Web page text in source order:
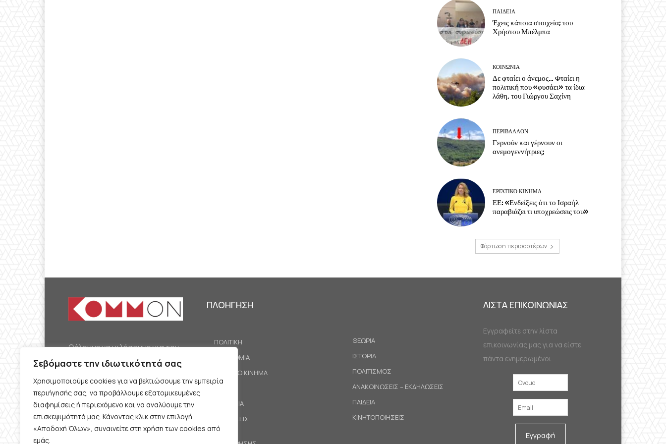
Σεβόμαστε την ιδιωτικότητά σας
Χρησιμοποιούμε cookies για να βελτιώσουμε την εμπειρία
περιήγησής σας, να προβάλλουμε εξατομικευμένες
διαφημίσεις ή περιεχόμενο και να αναλύουμε την
επισκεψιμότητά μας. Κάνοντας κλικ στην επιλογή
«Αποδοχή Όλων», συναινείτε στη χρήση των cookies από
εμάς.
ΠΑΙΔΕΙΑ
Έχεις κάποια στοιχεία; του
Χρήστου Μπέλμπα
ΚΟΙΝΩΝΙΑ
Δε φταίει ο άνεμος… Φταίει η
πολιτική που «φυσάει» τα ίδια
λάθη, του Γιώργου Σαχίνη
ΠΕΡΙΒΆΛΛΟΝ
Γερνούν και γέρνουν οι
ανεμογεννήτριες;
ΕΡΓΑΤΙΚΟ ΚΙΝΗΜΑ
ΕΕ: «Ενδείξεις ότι το Ισραήλ
παραβιάζει τι υποχρεώσεις του»
Φόρτωση περισσοτέρων
Θέλουμε να μιλήσουμε για τον
κομμουνισμό της εποχής μας,
την αναγκαία αλλά όχι
δεδομένη προοπτική.
Θέλουμε να μιλήσουμε
ταυτόχρονα για την
καθημερινή επιβίωση και τον
ΠΛΟΗΓΗΣΗ
ΠΟΛΙΤΙΚΗ
ΟΙΚΟΝΟΜΙΑ
ΕΡΓΑΤΙΚΟ ΚΙΝΗΜΑ
ΚΟΙΝΩΝΙΑ
ΠΡΟΤΑΣΕΙΣ
ΘΕΩΡΙΑ
ΙΣΤΟΡΙΑ
ΠΟΛΙΤΙΣΜΟΣ
ΑΝΑΚΟΙΝΩΣΕΙΣ – ΕΚΔΗΛΩΣΕΙΣ
ΠΑΙΔΕΙΑ
ΚΙΝΗΤΟΠΟΙΗΣΕΙΣ
ΛΙΣΤΑ ΕΠΙΚΟΙΝΩΝΙΑΣ
Εγγραφείτε στην λίστα
επικοινωνίας μας για να είστε
πάντα ενημερωμένοι.
Εγγραφή